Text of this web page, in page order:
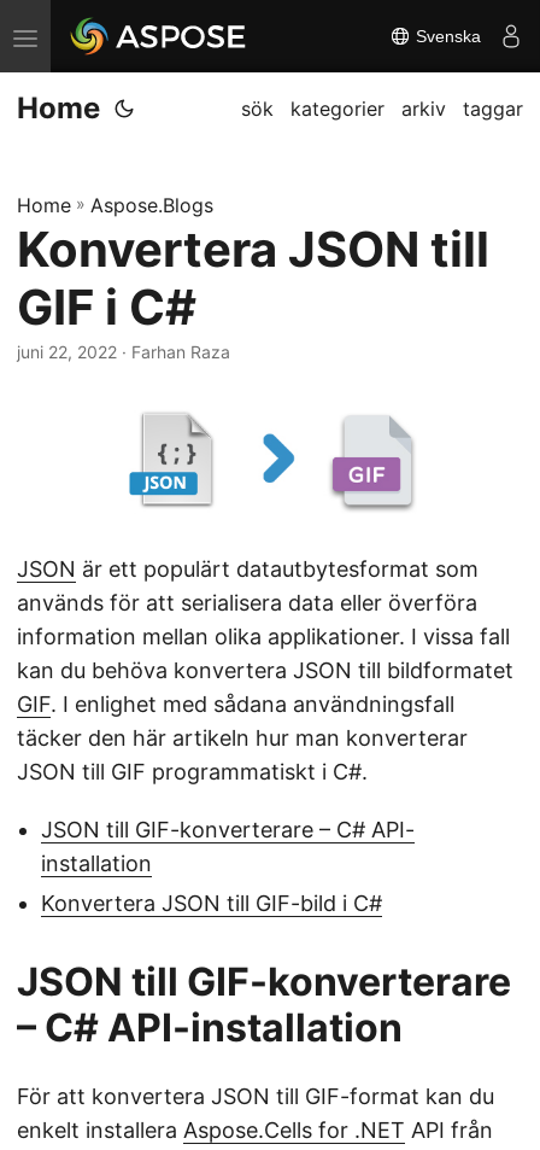
V
ä
x
n
a
i
g
Svenska
Home sök kategorier arkiv taggar
Home » Aspose.Blogs
Konvertera JSON till
GIF i C#
juni 22, 2022 · Farhan Raza
JSON är ett populärt datautbytesformat som
används för att serialisera data eller överföra
information mellan olika applikationer. I vissa fall
kan du behöva konvertera JSON till bildformatet
GIF. I enlighet med sådana användningsfall
täcker den här artikeln hur man konverterar
JSON till GIF programmatiskt i C#.
JSON till GIF-konverterare – C# API-
installation
Konvertera JSON till GIF-bild i C#
JSON till GIF-konverterare
– C# API-installation
För att konvertera JSON till GIF-format kan du
enkelt installera Aspose.Cells for .NET API från